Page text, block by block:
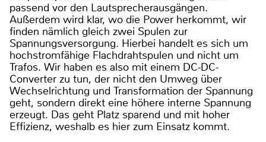
passend vor den Lautsprecherausgängen.
Außerdem wird klar, wo die Power herkommt, wir
finden nämlich gleich zwei Spulen zur
Spannungsversorgung. Hierbei handelt es sich um
hochstromfähige Flachdrahtspulen und nicht um
Trafos. Wir haben es also mit einem DC-DC-
Converter zu tun, der nicht den Umweg über
Wechselrichtung und Transformation der Spannung
geht, sondern direkt eine höhere interne Spannung
erzeugt. Das geht Platz sparend und mit hoher
Effizienz, weshalb es hier zum Einsatz kommt.